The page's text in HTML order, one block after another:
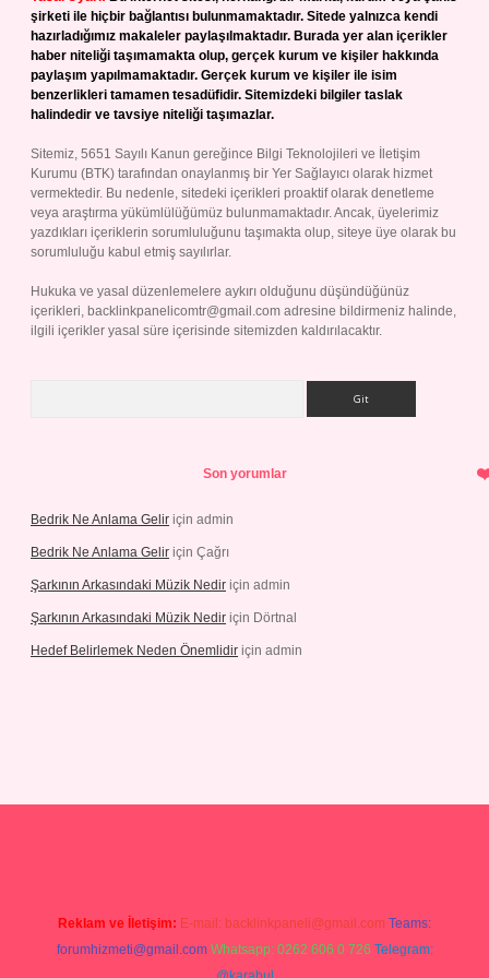
şirketi ile hiçbir bağlantısı bulunmamaktadır. Sitede yalnızca kendi
hazırladığımız makaleler paylaşılmaktadır. Burada yer alan içerikler
haber niteliği taşımamakta olup, gerçek kurum ve kişiler hakkında
paylaşım yapılmamaktadır. Gerçek kurum ve kişiler ile isim
benzerlikleri tamamen tesadüfidir. Sitemizdeki bilgiler taslak
halindedir ve tavsiye niteliği taşımazlar.
Sitemiz, 5651 Sayılı Kanun gereğince Bilgi Teknolojileri ve İletişim
Kurumu (BTK) tarafından onaylanmış bir Yer Sağlayıcı olarak hizmet
vermektedir. Bu nedenle, sitedeki içerikleri proaktif olarak denetleme
veya araştırma yükümlülüğümüz bulunmamaktadır. Ancak, üyelerimiz
yazdıkları içeriklerin sorumluluğunu taşımakta olup, siteye üye olarak bu
sorumluluğu kabul etmiş sayılırlar.
Hukuka ve yasal düzenlemelere aykırı olduğunu düşündüğünüz
içerikleri, backlinkpanelicomtr@gmail.com adresine bildirmeniz halinde,
ilgili içerikler yasal süre içerisinde sitemizden kaldırılacaktır.
Son yorumlar
Bedrik Ne Anlama Gelir için admin
Bedrik Ne Anlama Gelir için Çağrı
Şarkının Arkasındaki Müzik Nedir için admin
Şarkının Arkasındaki Müzik Nedir için Dörtnal
Hedef Belirlemek Neden Önemlidir için admin
Reklam ve İletişim: E-mail: backlinkpaneli@gmail.com Teams:
forumhizmeti@gmail.com Whatsapp: 0262 606 0 726 Telegram: